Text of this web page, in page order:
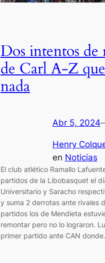
Dos intentos de
de Carl A-Z
nada
Abr 5, 2024
Henry
en Noticias
El club atlético Ramallo
partidos de la Libobasquet el
Universitario y Saracho
y suma 2 derrotas ante rivales
partidos los de Mendieta
remontar pero no lo lograron.
primer partido ante CAN